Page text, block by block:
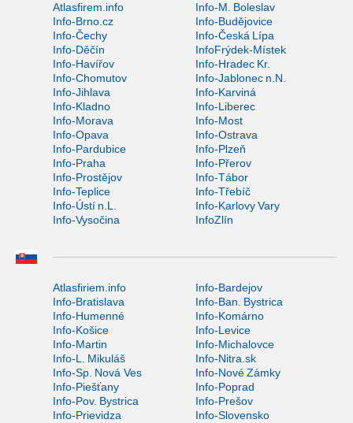
Atlasfirem.info
Info-M. Boleslav
Info-Brno.cz
Info-Budějovice
Info-Čechy
Info-Česká Lípa
Info-Děčín
InfoFrýdek-Místek
Info-Havířov
Info-Hradec Kr.
Info-Chomutov
Info-Jablonec n.N.
Info-Jihlava
Info-Karviná
Info-Kladno
Info-Liberec
Info-Morava
Info-Most
Info-Opava
Info-Ostrava
Info-Pardubice
Info-Plzeň
Info-Praha
Info-Přerov
Info-Prostějov
Info-Tábor
Info-Teplice
Info-Třebíč
Info-Ústí n.L.
Info-Karlovy Vary
Info-Vysočina
InfoZlín
Atlasfiriem.info
Info-Bardejov
Info-Bratislava
Info-Ban. Bystrica
Info-Humenné
Info-Komárno
Info-Košice
Info-Levice
Info-Martin
Info-Michalovce
Info-L. Mikuláš
Info-Nitra.sk
Info-Sp. Nová Ves
Info-Nové Zámky
Info-Piešťany
Info-Poprad
Info-Pov. Bystrica
Info-Prešov
Info-Prievidza
Info-Slovensko